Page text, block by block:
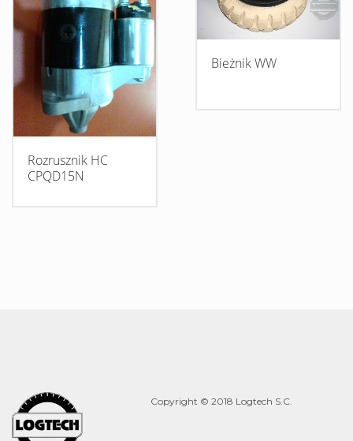
Rozrusznik HC
CPQD15N
Bieżnik WW
Copyright © 2018 Logtech S.C.